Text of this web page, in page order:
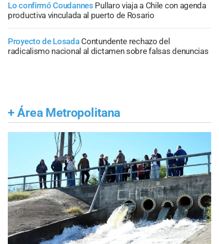
Lo confirmó Coudannes Pullaro viaja a Chile con agenda
productiva vinculada al puerto de Rosario
Proyecto de Losada Contundente rechazo del
radicalismo nacional al dictamen sobre falsas denuncias
+ Área Metropolitana